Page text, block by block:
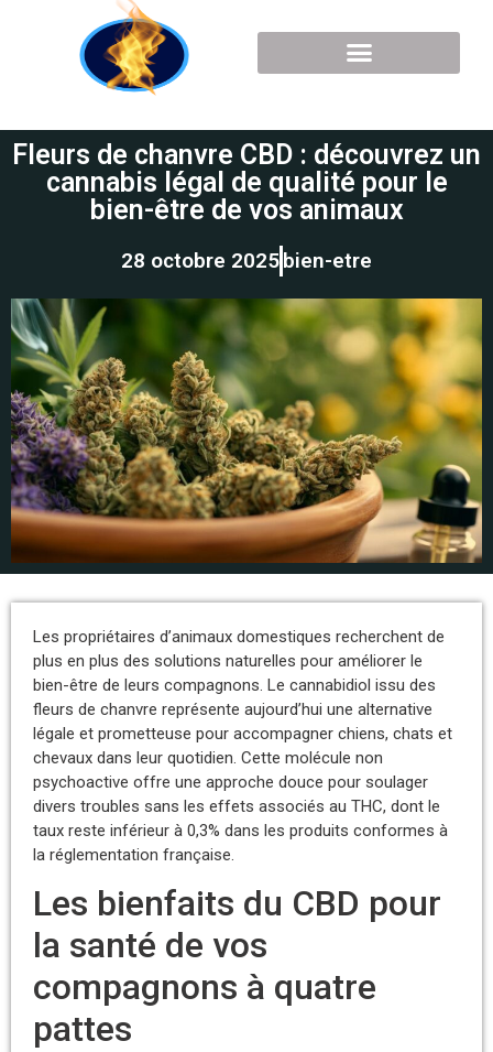
Fleurs de chanvre CBD : découvrez un
cannabis légal de qualité pour le
bien-être de vos animaux
28 octobre 2025bien-etre
Les propriétaires d’animaux domestiques recherchent de
plus en plus des solutions naturelles pour améliorer le
bien-être de leurs compagnons. Le cannabidiol issu des
fleurs de chanvre représente aujourd’hui une alternative
légale et prometteuse pour accompagner chiens, chats et
chevaux dans leur quotidien. Cette molécule non
psychoactive offre une approche douce pour soulager
divers troubles sans les effets associés au THC, dont le
taux reste inférieur à 0,3% dans les produits conformes à
la réglementation française.
Les bienfaits du CBD pour
la santé de vos
compagnons à quatre
pattes